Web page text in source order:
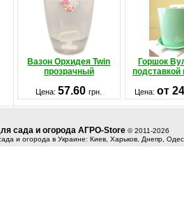
Вазон Орхидея Twin
прозрачный
Горшок
подставкой
Цена:57.60грн. Цена: от
сада и огорода АГРО-Store © 2011-2026
и огорода в Украине: Киев, Харьков, Днепр,